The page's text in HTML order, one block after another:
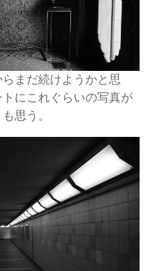
まだ続けようかと思
にこれぐらいの写真が
思う。